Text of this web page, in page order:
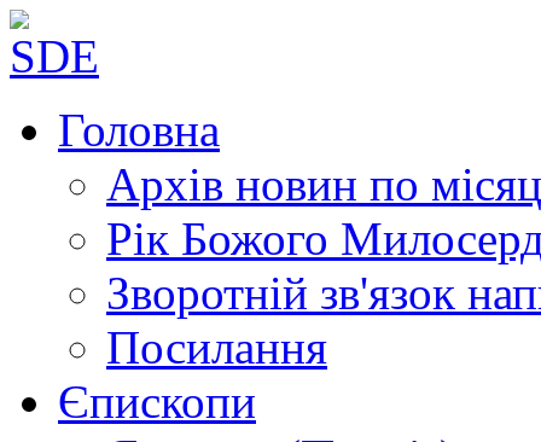
Головна
Архів новин по
Рік Божого
Зворотній зв'язок
Посилання
Єпископи